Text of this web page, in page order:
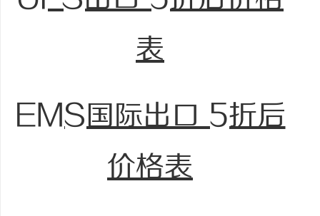
表
EMS国际出口 5折后
价格表